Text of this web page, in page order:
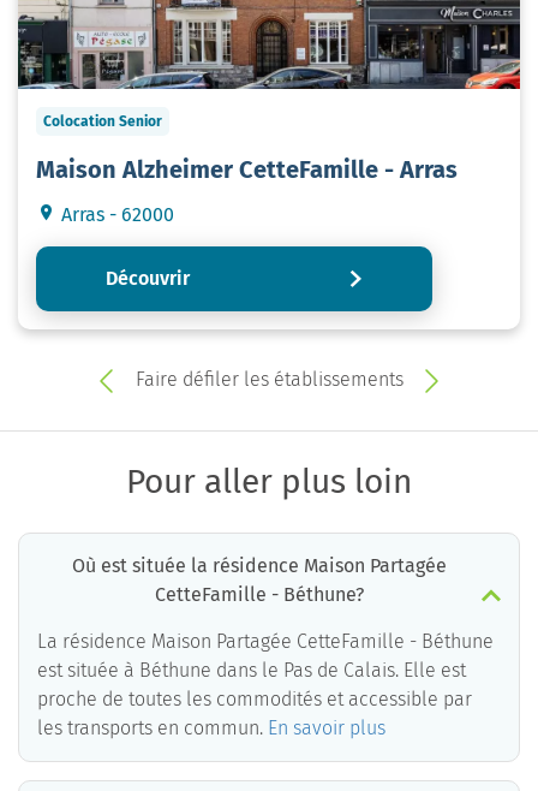
Colocation Senior
Maison Alzheimer CetteFamille - Arras
Arras - 62000
Découvrir
Faire défiler les établissements
Pour aller plus loin
Où est située la résidence Maison Partagée
CetteFamille - Béthune?
La résidence Maison Partagée CetteFamille - Béthune
est située à Béthune dans le Pas de Calais. Elle est
proche de toutes les commodités et accessible par
les transports en commun. En savoir plus